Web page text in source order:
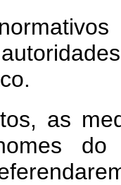
as
do